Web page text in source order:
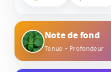
Note de fond
Tenue • Profondeur